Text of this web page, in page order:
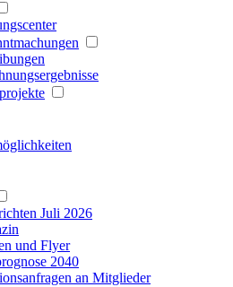
Juli 2026
und Flyer
2040
an Mitglieder